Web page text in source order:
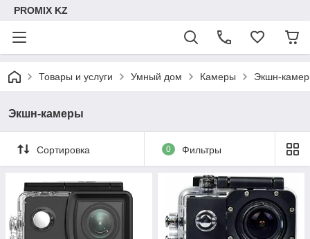
PROMIX KZ
Товары и услуги Умный дом Камеры Экшн-
Экшн-камеры
Сортировка 0 Фильтры